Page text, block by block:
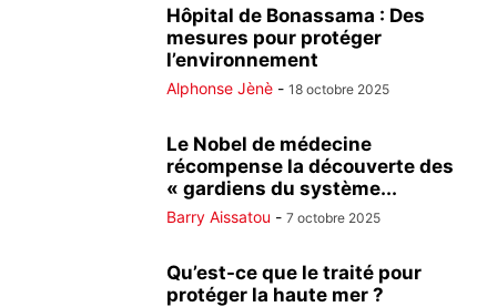
Hôpital de Bonassama : Des
mesures pour protéger
l’environnement
Alphonse Jènè - 18 octobre 2025
Le Nobel de médecine
récompense la découverte des
« gardiens du système...
Barry Aissatou - 7 octobre 2025
Qu’est-ce que le traité pour
protéger la haute mer ?